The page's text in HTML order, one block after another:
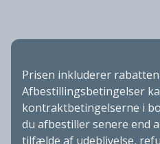
Prisen inkluderer
Afbestillingsbetingelser
kontraktbetingelserne i
du afbestiller senere end
tilfælde af udeblivelse,